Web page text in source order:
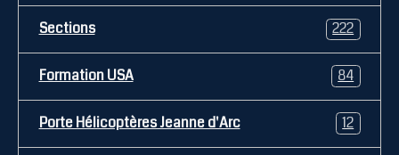
Sections 222
Formation USA 84
Porte Hélicoptères Jeanne d'Arc 12